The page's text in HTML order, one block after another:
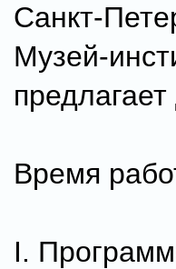
Санкт-
Музей-
Время
I.